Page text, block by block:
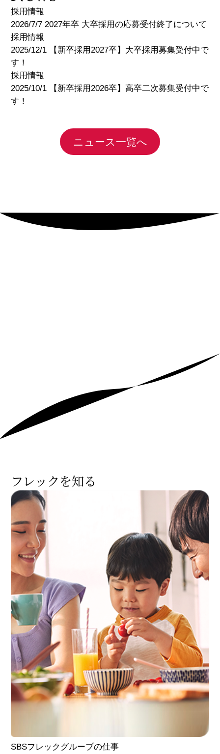
採用情報
2026/7/7 2027年卒 大卒採用の応募受付終了について
採用情報
2025/12/1 【新卒採用2027卒】大卒採用募集受付中で
す！
採用情報
2025/10/1 【新卒採用2026卒】高卒二次募集受付中で
す！
ニュース一覧へ
フレックを知る
SBSフレック グループの仕事